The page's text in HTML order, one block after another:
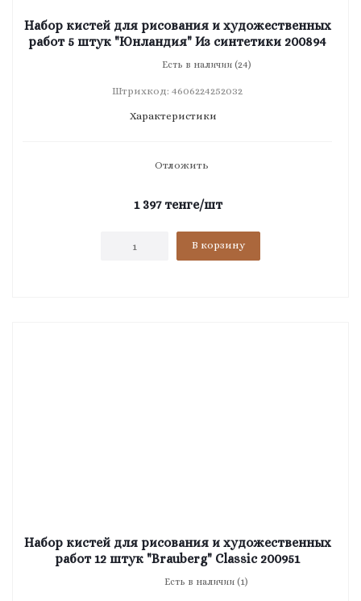
Набор кистей для рисования и художественных
работ 5 штук "Юнландия" Из синтетики 200894
Есть в наличии (24)
Штрихкод: 4606224252032
Характеристики
Отложить
1 397тенге/шт
В корзину
Набор кистей для рисования и художественных
работ 12 штук "Brauberg" Classic 200951
Есть в наличии (1)